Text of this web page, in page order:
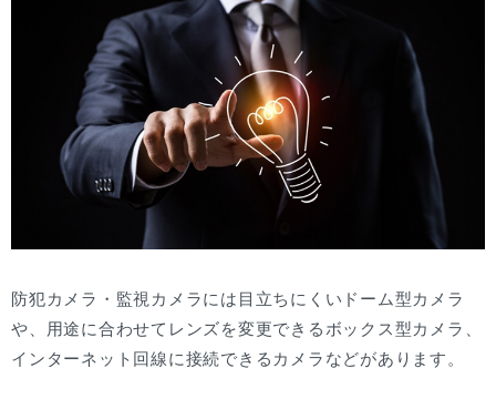
防犯カメラ・監視カメラには目立ちにくいドーム型カメラ
や、用途に合わせてレンズを変更できるボックス型カメラ、
インターネット回線に接続できるカメラなどがあります。